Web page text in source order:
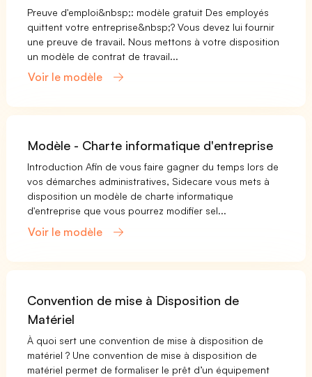
Preuve d'emploi&nbsp;: modèle gratuit Des employés
quittent votre entreprise&nbsp;? Vous devez lui fournir
une preuve de travail. Nous mettons à votre disposition
un modèle de contrat de travail...
Voir le modèle
Modèle - Charte informatique d'entreprise
Introduction Afin de vous faire gagner du temps lors de
vos démarches administratives, Sidecare vous mets à
disposition un modèle de charte informatique
d'entreprise que vous pourrez modifier sel...
Voir le modèle
Convention de mise à Disposition de
Matériel
À quoi sert une convention de mise à disposition de
matériel ? Une convention de mise à disposition de
matériel permet de formaliser le prêt d’un équipement